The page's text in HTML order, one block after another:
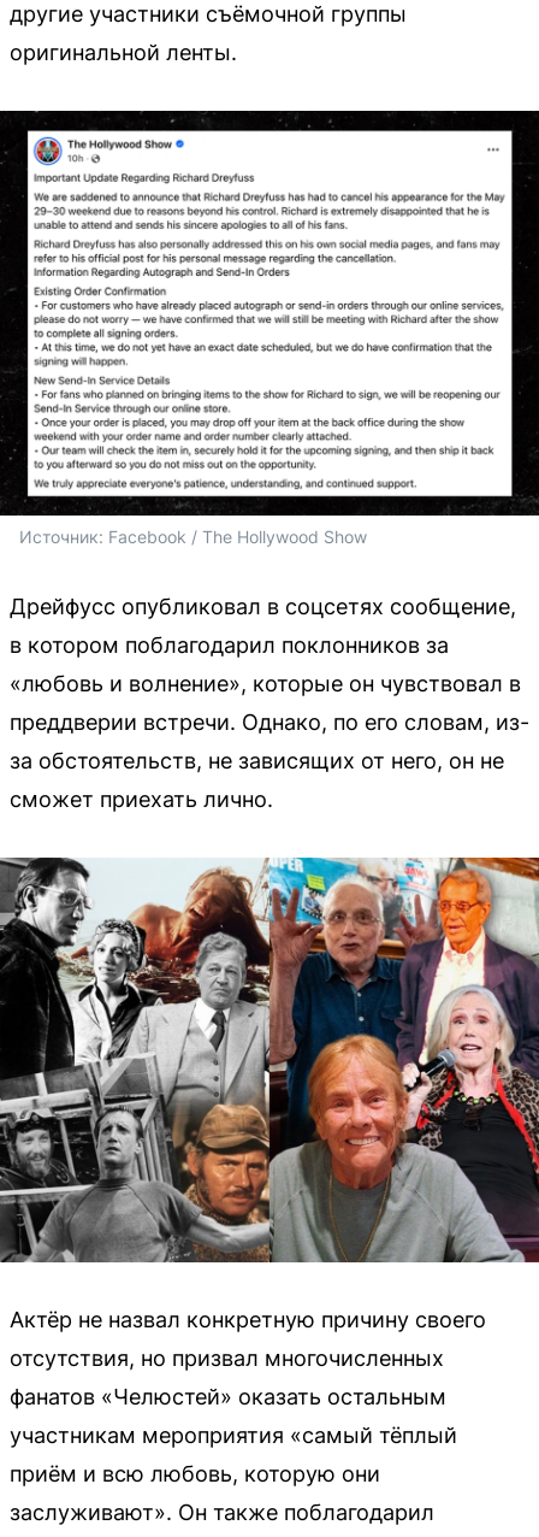
другие участники съёмочной группы
оригинальной ленты.
Источник: Facebook / The Hollywood Show
Дрейфусс опубликовал в соцсетях сообщение,
в котором поблагодарил поклонников за
«любовь и волнение», которые он чувствовал в
преддверии встречи. Однако, по его словам, из-
за обстоятельств, не зависящих от него, он не
сможет приехать лично.
Актёр не назвал конкретную причину своего
отсутствия, но призвал многочисленных
фанатов «Челюстей» оказать остальным
участникам мероприятия «самый тёплый
приём и всю любовь, которую они
заслуживают». Он также поблагодарил